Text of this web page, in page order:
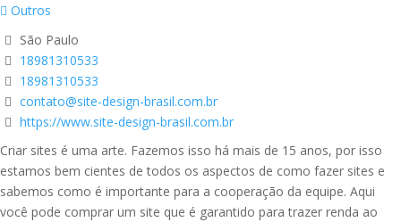
Outros
São Paulo
18981310533
18981310533
contato@site-design-brasil.com.br
https://www.site-design-brasil.com.br
Criar sites é uma arte. Fazemos isso há mais de 15 anos, por isso
estamos bem cientes de todos os aspectos de como fazer sites e
sabemos como é importante para a cooperação da equipe. Aqui
você pode comprar um site que é garantido para trazer renda ao